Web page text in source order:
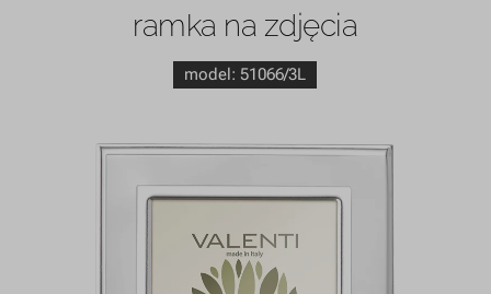
ramka na zdjęcia
model:51066/3L